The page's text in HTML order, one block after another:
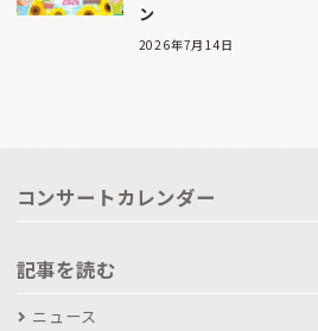
ン
2026年7月14日
コンサートカレンダー
記事を読む
ニュース